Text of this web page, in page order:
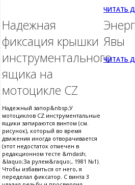
ЧИТАТЬ
Надежная
фиксация крышки
инструментального
ящика на
мотоцикле CZ
Надежный запор&nbsp;У
мотоциклов CZ инструментальные
ящики запираются винтом (см.
рисунок), который во время
движения иногда отворачивается
(этот недостаток отмечен в
редакционном тесте &mdash;
&laquo;За рулем&raquo;, 1981 №1).
Чтобы избавиться от него, я
переделал фиксатор. С винта 3
Явы
ЧИТАТЬ